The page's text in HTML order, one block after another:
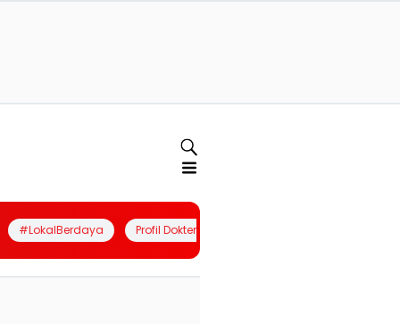
#LokalBerdaya Profil Dokter